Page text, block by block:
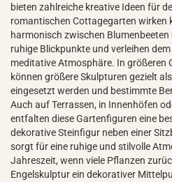
bieten zahlreiche kreative Ideen für
romantischen Cottagegarten wirken
harmonisch zwischen
ruhige Blickpunkte und verleihen
meditative Atmosphäre. In größeren
können größere Skulpturen gezielt
eingesetzt werden und bestimmte
Auch auf Terrassen, in Innenhöfen
entfalten diese Gartenfiguren eine
dekorative Steinfigur neben einer
sorgt für eine ruhige und stilvolle
Jahreszeit, wenn viele Pflanzen
Engelskulptur ein dekorativer